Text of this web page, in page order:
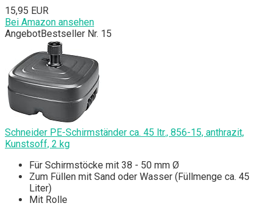
15,95 EUR
Bei Amazon ansehen
AngebotBestseller Nr. 15
Schneider PE-Schirmständer ca. 45 ltr., 856-15, anthrazit,
Kunstsoff, 2 kg
Für Schirmstöcke mit 38 - 50 mm Ø
Zum Füllen mit Sand oder Wasser (Füllmenge ca. 45
Liter)
Mit Rolle